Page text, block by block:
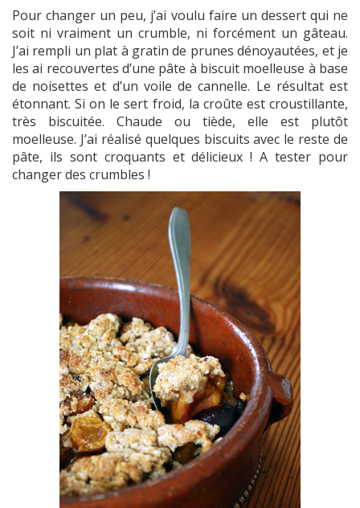
Pour changer un peu, j’ai voulu faire un dessert qui ne
soit ni vraiment un crumble, ni forcément un gâteau.
J’ai rempli un plat à gratin de prunes dénoyautées, et je
les ai recouvertes d’une pâte à biscuit moelleuse à base
de noisettes et d’un voile de cannelle. Le résultat est
étonnant. Si on le sert froid, la croûte est croustillante,
très biscuitée. Chaude ou tiède, elle est plutôt
moelleuse. J’ai réalisé quelques biscuits avec le reste de
pâte, ils sont croquants et délicieux ! A tester pour
changer des crumbles !